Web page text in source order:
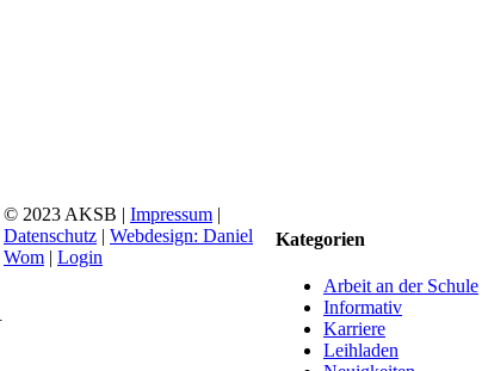
Kategorien
Arbeit an der Schule
Informativ
Karriere
Leihladen
© 2023 AKSB | Impressum |
Datenschutz | Webdesign: Daniel
Wom | Login